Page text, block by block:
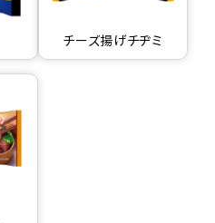
チーズ揚げチヂミ